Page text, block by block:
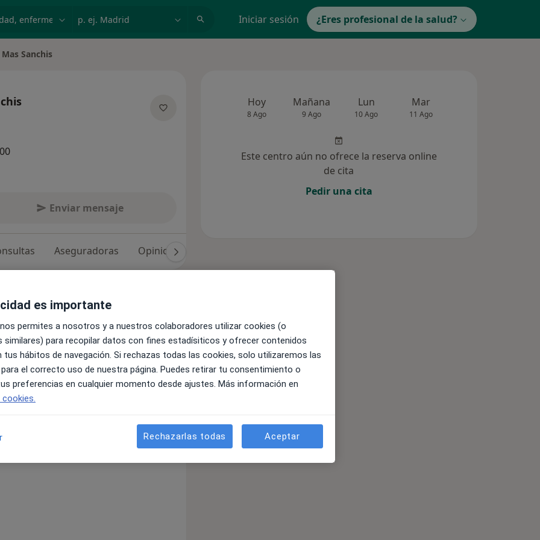
Iniciar sesión ¿Eres profesional de la salud?
Sanchis
Enviar mensaje
Aseguradoras Opiniones (7)
Valencia en el 2008. En 2011 me
donde combinaba el trabajo con el
de Tolouse.
Avanzada de la University College
profesora.
Gandia con la intención de ofrecer
un trato más cercano a mis
y con la última tecnología.
Hoy
8 Ago
Mañana
9 Ago
Lun
10 Ago
Mar
11 Ago
Este centro aún no ofrece la reserva online
de cita
Pedir una cita
es importante
permites a nosotros y a nuestros colaboradores utilizar cookies (o
similares) para recopilar datos con fines estadísiticos y ofrecer contenidos
tus hábitos de navegación. Si rechazas todas las cookies, solo utilizaremos las
el correcto uso de nuestra página. Puedes retirar tu consentimiento o
preferencias en cualquier momento desde ajustes. Más información en
Rechazarlas todas Aceptar